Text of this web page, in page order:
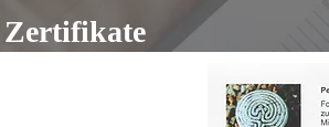
Zertifikate